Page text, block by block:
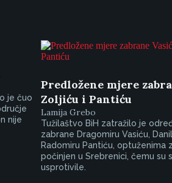
je čuo
nije
Predložene mjere
Zoljiću i Pantiću
Lamija Grebo
Tužilaštvo BiH zatražilo je
zabrane Dragomiru Vasiću,
Radomiru Pantiću, optuženima
počinjen u Srebrenici, čemu su
usprotivile.